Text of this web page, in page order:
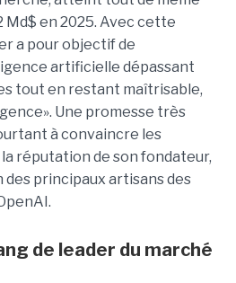
Md$ en 2025. Avec cette
a pour objectif de
artificielle dépassant
tout en restant maîtrisable,
Une promesse très
à convaincre les
réputation de son fondateur,
principaux artisans des
de leader du marché